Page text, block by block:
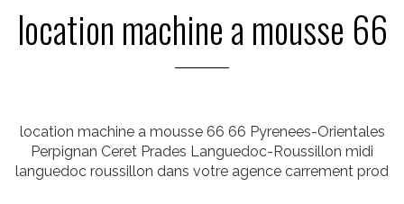
location machine a mousse 66
location machine a mousse 66 66 Pyrenees-Orientales
Perpignan Ceret Prades Languedoc-Roussillon midi
languedoc roussillon dans votre agence carrement prod